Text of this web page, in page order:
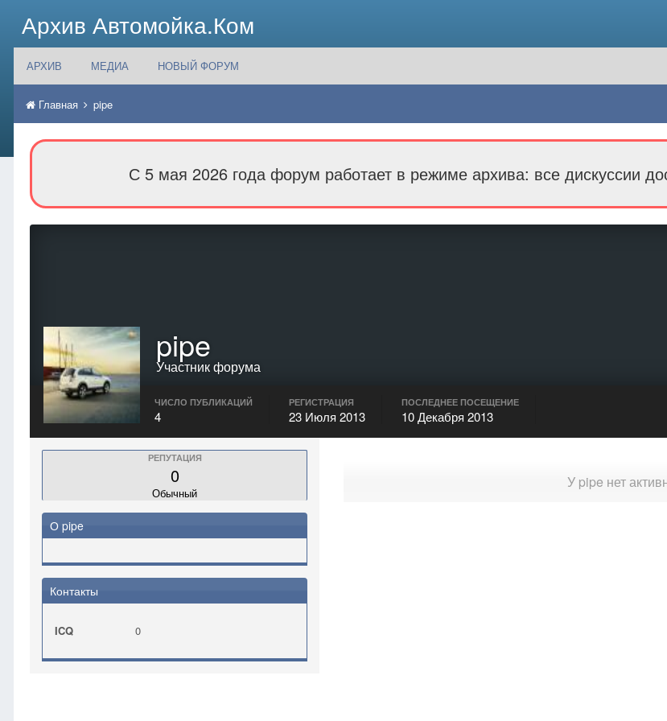
Архив Автомойка.Ком
АРХИВ МЕДИА НОВЫЙ ФОРУМ
Главная pipe
С 5 мая 2026 года форум работает в режиме архива: все дискуссии
pipe
Участник форума
ЧИСЛО ПУБЛИКАЦИЙ
4
РЕГИСТРАЦИЯ
23 Июля 2013
ПОСЛЕДНЕЕ ПОСЕЩЕНИЕ
10 Декабря 2013
РЕПУТАЦИЯ
0
Обычный
О pipe
Контакты
ICQ 0
У pipe нет